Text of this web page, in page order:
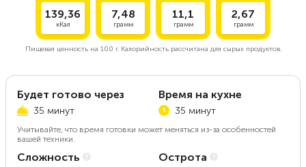
139,36
кКал
7,48
грамм
11,1
грамм
2,67
грамм
Пищевая ценность на 100 г.Калорийность рассчитана для сырых продуктов.
Будет готово через
35 минут
Время на кухне
35 минут
Учитывайте, что время готовки может меняться из-за особенностей
вашей техники.
Сложность
Острота